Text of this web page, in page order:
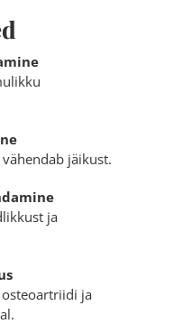
jäikust.
ja
ja